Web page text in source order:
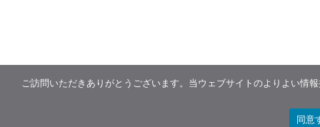
ご訪問いただきありがとうございます。当ウェブサイトのよりよい
同意